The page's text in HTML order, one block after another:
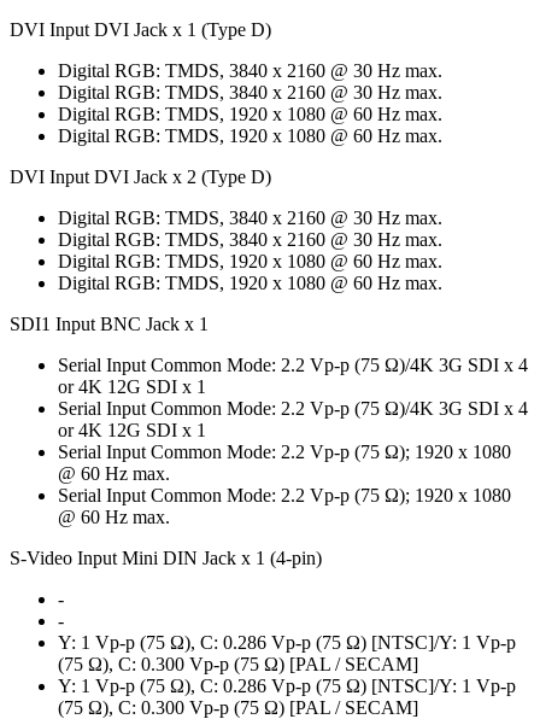
DVI Input DVI Jack x 1 (Type D)
Digital RGB: TMDS, 3840 x 2160 @ 30 Hz max.
Digital RGB: TMDS, 3840 x 2160 @ 30 Hz max.
Digital RGB: TMDS, 1920 x 1080 @ 60 Hz max.
Digital RGB: TMDS, 1920 x 1080 @ 60 Hz max.
DVI Input DVI Jack x 2 (Type D)
Digital RGB: TMDS, 3840 x 2160 @ 30 Hz max.
Digital RGB: TMDS, 3840 x 2160 @ 30 Hz max.
Digital RGB: TMDS, 1920 x 1080 @ 60 Hz max.
Digital RGB: TMDS, 1920 x 1080 @ 60 Hz max.
SDI1 Input BNC Jack x 1
Serial Input Common Mode: 2.2 Vp-p (75 Ω)/4K 3G SDI x 4
or 4K 12G SDI x 1
Serial Input Common Mode: 2.2 Vp-p (75 Ω)/4K 3G SDI x 4
or 4K 12G SDI x 1
Serial Input Common Mode: 2.2 Vp-p (75 Ω); 1920 x 1080
@ 60 Hz max.
Serial Input Common Mode: 2.2 Vp-p (75 Ω); 1920 x 1080
@ 60 Hz max.
S-Video Input Mini DIN Jack x 1 (4-pin)
-
-
Y: 1 Vp-p (75 Ω), C: 0.286 Vp-p (75 Ω) [NTSC]/Y: 1 Vp-p
(75 Ω), C: 0.300 Vp-p (75 Ω) [PAL / SECAM]
Y: 1 Vp-p (75 Ω), C: 0.286 Vp-p (75 Ω) [NTSC]/Y: 1 Vp-p
(75 Ω), C: 0.300 Vp-p (75 Ω) [PAL / SECAM]